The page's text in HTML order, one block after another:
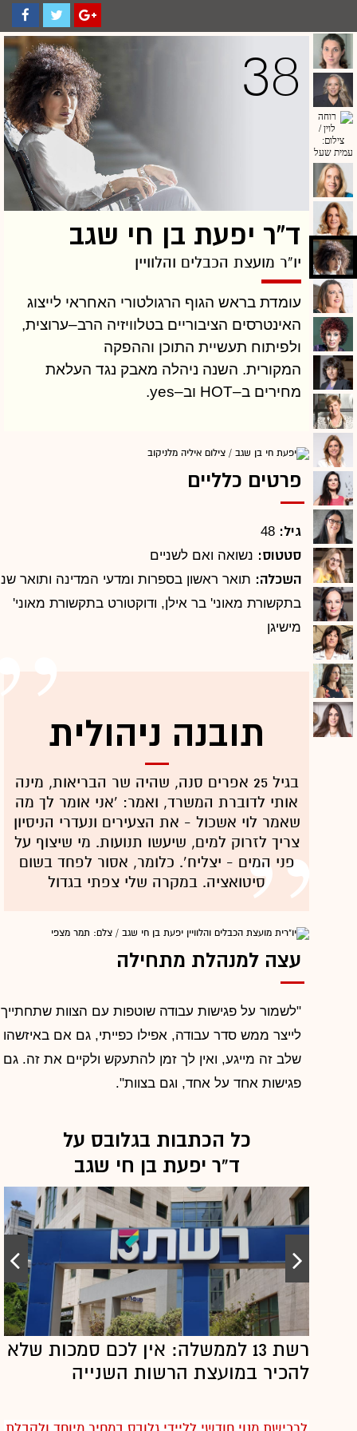
38
ד”ר יפעת בן חי שגב
יו”ר מועצת הכבלים והלוויין
עומדת בראש הגוף הרגולטורי האחראי לייצוג
האינטרסים הציבוריים בטלוויזיה הרב–ערוצית,
ולפיתוח תעשיית התוכן וההפקה
המקורית. השנה ניהלה מאבק נגד העלאת
מחירים ב–HOT וב–yes.
פרטים כלליים
גיל:
סטטוס: נשואה ואם לשניים
השכלה: תואר ראשון בספרות ומדעי המדינה ותואר
בתקשורת מאוני' בר אילן, ודוקטורט בתקשורת מאוני'
מישיגן
תובנה ניהולית
בגיל 25 אפרים סנה, שהיה שר הבריאות, מינה
אותי לדוברת המשרד, ואמר: ‘אני אומר לך מה
שאמר לוי אשכול - את הצעירים ונעדרי הניסיון
צריך לזרוק למים, שיעשו תנועות. מי שיצוף על
פני המים - יצליח’. כלומר, אסור לפחד בשום
סיטואציה. במקרה שלי צפתי בגדול
עצה למנהלת מתחילה
"לשמור על פגישות עבודה שוטפות עם הצוות
לייצר ממש סדר עבודה, אפילו כפייתי, גם אם באיזשהו
שלב זה מייגע, ואין לך זמן להתעקש ולקיים את זה. גם
פגישות אחד על אחד, וגם בצוות".
כל הכתבות בגלובס על
ד”ר יפעת בן חי שגב
רשת 13 לממשלה: אין לכם סמכות שלא
להכיר במועצת הרשות השנייה